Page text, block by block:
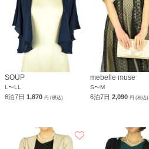
SOUP
L〜LL
6泊7日 1,870 円 (税込)
mebelle muse
S〜M
6泊7日2,090円 (税込)